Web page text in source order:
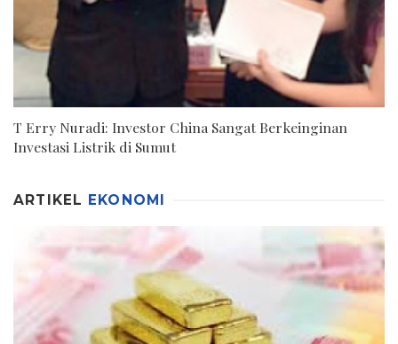
T Erry Nuradi: Investor China Sangat Berkeinginan
Investasi Listrik di Sumut
ARTIKEL EKONOMI